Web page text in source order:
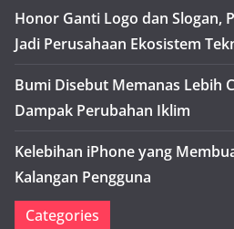
Honor Ganti Logo dan Slogan,
Jadi Perusahaan Ekosistem
Bumi Disebut Memanas Lebih
Dampak Perubahan Iklim
Kelebihan iPhone yang
Kalangan Pengguna
Categories